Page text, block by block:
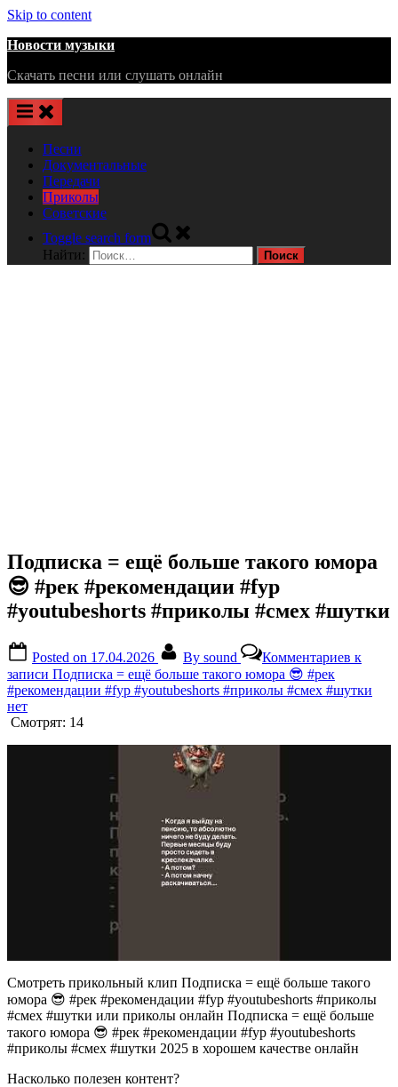
Skip to content
Новости музыки
Скачать песни или слушать онлайн
Песни
Документальные
Передачи
Приколы
Советские
Toggle search form
Найти:
Подписка = ещё больше такого юмора
😎 #рек #рекомендации #fyp
#youtubeshorts #приколы #смех #шутки
Posted on 17.04.2026 By sound Комментариев к
записи Подписка = ещё больше такого юмора 😎 #рек
#рекомендации #fyp #youtubeshorts #приколы #смех #шутки
нет
Смотрят: 14
Смотреть прикольный клип Подписка = ещё больше такого
юмора 😎 #рек #рекомендации #fyp #youtubeshorts #приколы
#смех #шутки или приколы онлайн Подписка = ещё больше
такого юмора 😎 #рек #рекомендации #fyp #youtubeshorts
#приколы #смех #шутки 2025 в хорошем качестве онлайн
Насколько полезен контент?